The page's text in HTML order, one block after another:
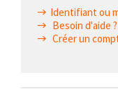
Identifiant ou
Besoin d'aide ?
Créer un